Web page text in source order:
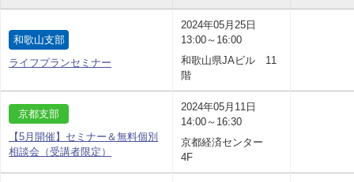
和歌山支部
ライフプランセミナー
2024年05月25日
13:00～16:00
和歌山県JAビル 11
階
京都支部
【5月開催】セミナー＆無料個別
相談会（受講者限定）
2024年05月11日
14:00～16:30
京都経済センター
4F